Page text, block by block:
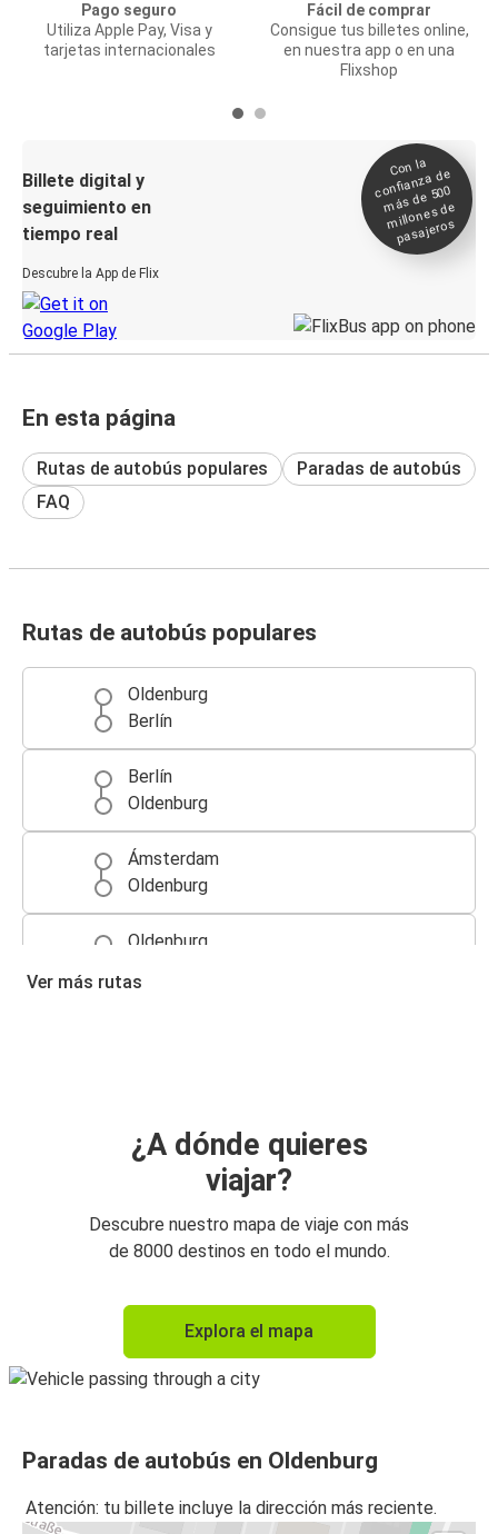
Pago seguro
Utiliza Apple Pay, Visa y
tarjetas internacionales
Fácil de comprar
Consigue tus billetes online,
en nuestra app o en una
Flixshop
Billete digital y
seguimiento en
tiempo real
Descubre la App de Flix
Con la
confianza de
más de 500
millones de
pasajeros
En esta página
Rutas de autobús populares
Paradas de autobús
FAQ
Rutas de autobús populares
Oldenburg
Berlín
Berlín
Oldenburg
Ámsterdam
Oldenburg
Oldenburg
Oldenburg
Oldenburg
Groninga
Oldenburg
Hannover
Oldenburg
Ver más rutas
¿A dónde quieres
viajar?
Descubre nuestro mapa de viaje con más
de 8000 destinos en todo el mundo.
Explora el mapa
Paradas de autobús en Oldenburg
Atención: tu billete incluye la dirección más reciente.